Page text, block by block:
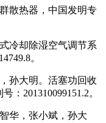
散热器，中国发明专
冷却除湿空气调节系
。
孙大明。活塞功回收
：201310099151.2。
华，张小斌，孙大